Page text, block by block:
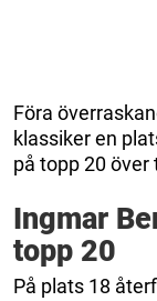
Föra
klassiker en
på topp 20
Ingmar
topp 20
På plats 18